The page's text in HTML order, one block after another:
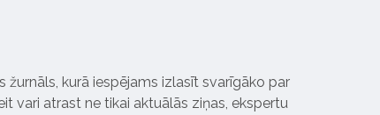
žurnāls, kurā iespējams izlasīt svarīgāko par
vari atrast ne tikai aktuālās ziņas, ekspertu